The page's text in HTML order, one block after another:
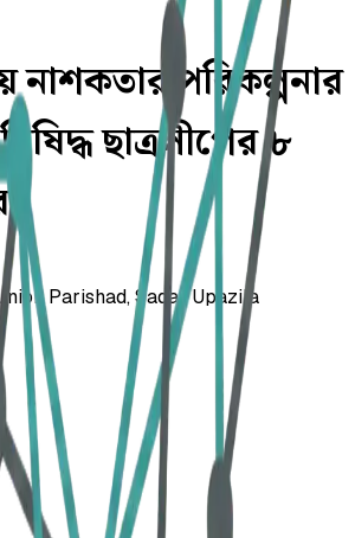
নাশকতার পরিকল্পনার
ছাত্রলীগের ৮
Parishad, Sadar Upazila